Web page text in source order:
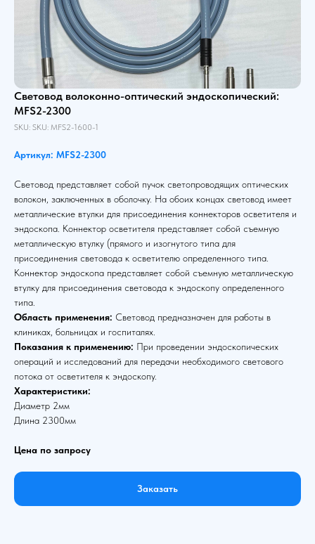
Световод волоконно-оптический эндоскопический:
MFS2-2300
SKU: SKU: MFS2-1600-1
Артикул: MFS2-2300
Световод представляет собой пучок светопроводящих оптических
волокон, заключенных в оболочку. На обоих концах световод имеет
металлические втулки для присоединения коннекторов осветителя и
эндоскопа. Коннектор осветителя представляет собой съемную
металлическую втулку (прямого и изогнутого типа для
присоединения световода к осветителю определенного типа.
Коннектор эндоскопа представляет собой съемную металлическую
втулку для присоединения световода к эндоскопу определенного
типа.
Область применения: Световод предназначен для работы в
клиниках, больницах и госпиталях.
Показания к применению: При проведении эндоскопических
операций и исследований для передачи необходимого светового
потока от осветителя к эндоскопу.
Характеристики:
Диаметр 2мм
Длина 2300мм
Цена по запросу
Заказать